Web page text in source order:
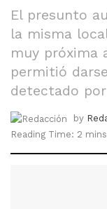
El presunto
la misma
muy próxima
permitió
detectado
by
Reading Time: 2